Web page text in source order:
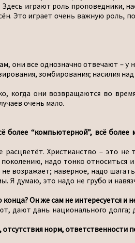
играют роль проповедники,
Это играет очень важную роль,
все однозначно отвечают – у
зомбирования; насилия
они возвращаются во
очень мало.
“компьютерной”, всё
Христианство – это
надо тонко относиться
наверное, надо
Я думаю, это надо не грубо и
Он же сам не интересуется и
дань национального долга;
норм, ответственности